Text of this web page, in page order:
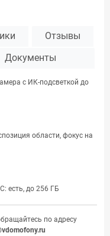
Отзывы
Документы
с ИК-подсветкой до
области, фокус на
есть, до 256 ГБ
по адресу